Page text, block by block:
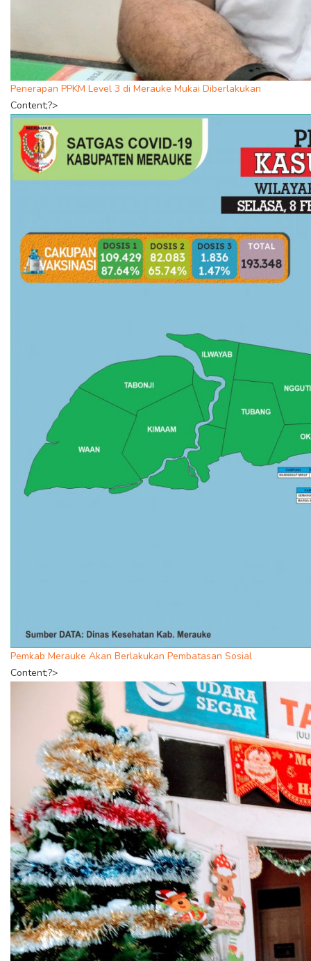
Penerapan PPKM Level 3 di Merauke Mukai Diberlakukan
Content;?>
Pemkab Merauke Akan Berlakukan Pembatasan Sosial
Content;?>